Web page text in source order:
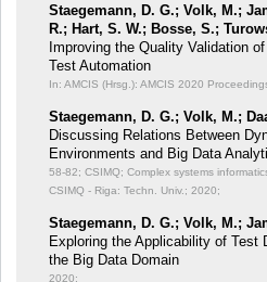
Staegemann, D. G.; Volk, M.;
R.; Hart, S. W.; Bosse, S.;
Improving the Quality Validation
Test Automation
In: AMCIS (Hrsg.): AMCIS 2020
Staegemann, D. G.; Volk, M.;
Discussing Relations Between
Environments and Big Data
58-82; CSIMQ; Complex systems
CSIMQ - Riga: Techn. Univ.; 2020;
Staegemann, D. G.; Volk, M.;
Exploring the Applicability of Test
the Big Data Domain
2020;